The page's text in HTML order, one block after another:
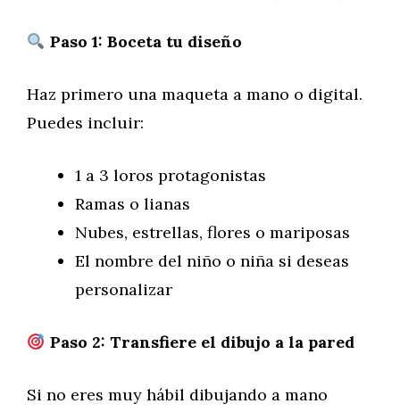
Paso 1: Boceta tu diseño
Haz primero una maqueta a mano o digital.
Puedes incluir:
1 a 3 loros protagonistas
Ramas o lianas
Nubes, estrellas, flores o mariposas
El nombre del niño o niña si deseas
personalizar
Paso 2: Transfiere el dibujo a la pared
Si no eres muy hábil dibujando a mano